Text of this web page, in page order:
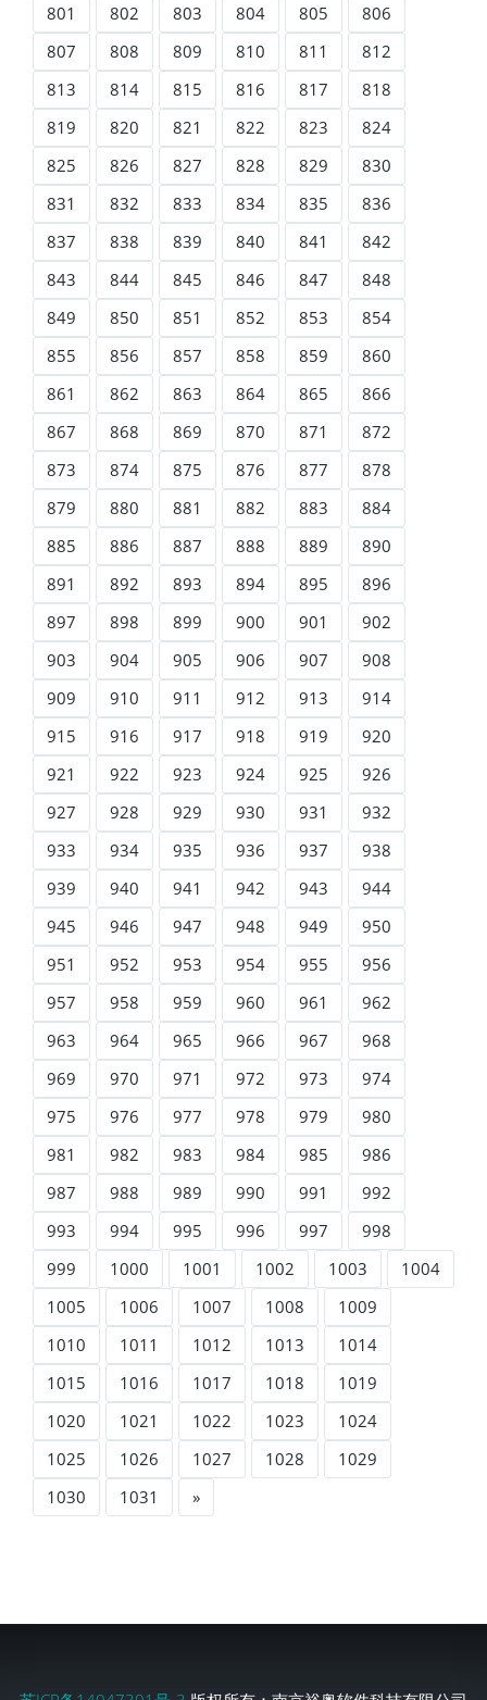
801
802 803 804 805
806
807
808 809 810 811
812
813
814 815 816 817
818
819
820 821 822 823
824
825
826 827 828 829
830
831
832 833 834 835
836
837
838 839 840 841
842
843
844 845 846 847
848
849
850 851 852 853
854
855
856 857 858 859
860
861
862 863 864 865
866
867
868 869 870 871
872
873
874 875 876 877
878
879
880 881 882 883
884
885
886 887 888 889
890
891
892 893 894 895
896
897
898 899 900 901
902
903
904 905 906 907
908
909
910 911 912 913
914
915
916 917 918 919
920
921
922 923 924 925
926
927
928 929 930 931
932
933
934 935 936 937
938
939
940 941 942 943
944
945
946 947 948 949
950
951
952 953 954 955
956
957
958 959 960 961
962
963
964 965 966 967
968
969
970 971 972 973
974
975
976 977 978 979
980
981
982 983 984 985
986
987
988 989 990 991
992
993
994 995 996 997
998
999
1000 1001 1002 1003
1004
1005
1006 1007 1008
1009
1010
1011 1012 1013
1014
1015
1016 1017 1018
1019
1020
1021 1022 1023
1024
1025
1026 1027 1028
1029
1030
1031 »